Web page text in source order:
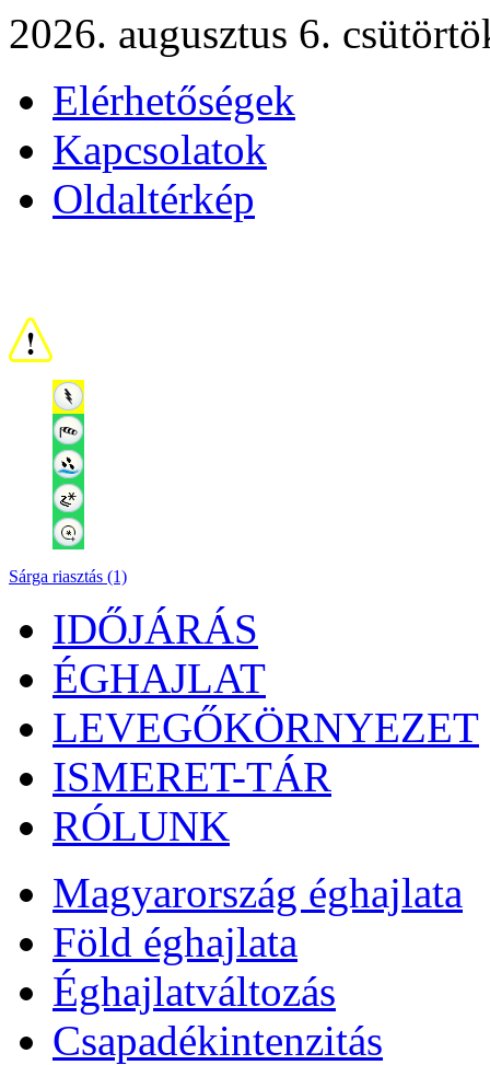
2026. augusztus 6.
Elérhetőségek
Kapcsolatok
Oldaltérkép
Sárga riasztás (1)
IDŐJÁRÁS
ÉGHAJLAT
LEVEGŐKÖRNYEZET
ISMERET-TÁR
RÓLUNK
Magyarország éghajlata
Föld éghajlata
Éghajlatváltozás
Csapadékintenzitás